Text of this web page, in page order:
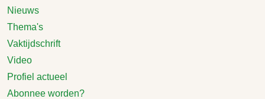
Nieuws
Thema's
Vaktijdschrift
Video
Profiel actueel
Abonnee worden?